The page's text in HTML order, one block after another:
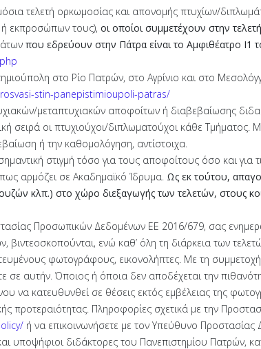
τελετή ορκωμοσίας και απονομής πτυχίων/
εκπροσώπων τους), οι οποίοι συμμετέχουν στην
που εδρεύουν στην Πάτρα είναι το Αμφιθέατρο Ι1
στο Ρίο Πατρών, στο Αγρίνιο και στο
stin-panepistimioupoli-patras/
μεταπτυχιακών αποφοίτων ή διαβεβαίωσης
σειρά οι πτυχιούχοι/διπλωματούχοι κάθε
ή την καθομολόγηση, αντίστοιχα.
στιγμή τόσο για τους αποφοίτους όσο και για
αρμόζει σε Ακαδημαϊκό Ίδρυμα. Ως εκ τούτου,
κλπ.) στο χώρο διεξαγωγής των τελετών, στους
Προσωπικών Δεδομένων ΕΕ 2016/679, σας
ενώ καθ’ όλη τη διάρκεια των
φωτογράφους, εικονολήπτες. Με τη συμμετοχή
σε αυτήν. Όποιος ή όποια δεν αποδέχεται την
να κατευθυνθεί σε θέσεις εκτός εμβέλειας της
προτεραιότητας. Πληροφορίες σχετικά με την
ή να επικοινωνήσετε με τον Υπεύθυνο Προστασίας
υποψήφιοι διδάκτορες του Πανεπιστημίου Πατρών,